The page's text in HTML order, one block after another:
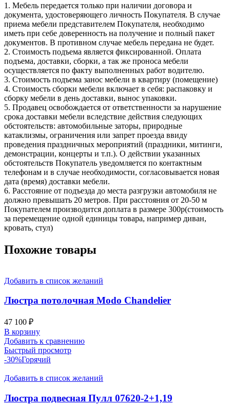
1. Мебель передается только при наличии договора и
документа, удостоверяющего личность Покупателя. В случае
приема мебели представителем Покупателя, необходимо
иметь при себе доверенность на получение и полный пакет
документов. В противном случае мебель передана не будет.
2. Стоимость подъема является фиксированной. Оплата
подъема, доставки, сборки, а так же проноса мебели
осуществляется по факту выполненных работ водителю.
3. Стоимость подъема занос мебели в квартиру (помещение)
4. Стоимость сборки мебели включает в себя: распаковку и
сборку мебели в день доставки, вынос упаковки.
5. Продавец освобождается от ответственности за нарушение
срока доставки мебели вследствие действия следующих
обстоятельств: автомобильные заторы, природные
катаклизмы, ограничения или запрет проезда ввиду
проведения праздничных мероприятий (праздники, митинги,
демонстрации, концерты и т.п.). О действии указанных
обстоятельств Покупатель уведомляется по контактным
телефонам и в случае необходимости, согласовывается новая
дата (время) доставки мебели.
6. Расстояние от подъезда до места разгрузки автомобиля не
должно превышать 20 метров. При расстояния от 20-50 м
Покупателем производится доплата в размере 300р(стоимость
за перемещение одной единицы товара, например диван,
кровать, стул)
Похожие товары
Добавить в список желаний
Люстра потолочная Modo Chandelier
47 100 ₽
В корзину
Добавить к сравнению
Быстрый просмотр
-30%Горячий
Добавить в список желаний
Люстра подвесная Пулл 07620-2+1,19